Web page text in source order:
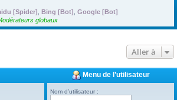
[Spider] Bing [Bot]
Google [Bot]
globaux
Aller à
Menu de l’utilisateur
Nom d’utilisateur :